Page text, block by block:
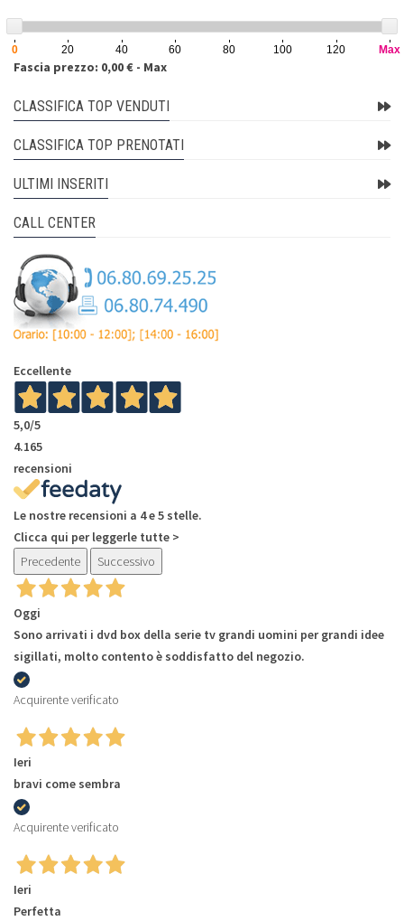
0 20 40 60 80 100 120 Max
Fascia prezzo: 0,00 € - Max
CLASSIFICA TOP VENDUTI
CLASSIFICA TOP PRENOTATI
ULTIMI INSERITI
CALL CENTER
Eccellente
5,0/5
4.165
recensioni
Le nostre recensioni a 4 e 5 stelle.
Clicca qui per leggerle tutte >
Precedente
Successivo
Oggi
Sono arrivati i dvd box della serie tv grandi uomini per grandi idee
sigillati, molto contento è soddisfatto del negozio.
Acquirente verificato
Ieri
bravi come sembra
Acquirente verificato
Ieri
Perfetta